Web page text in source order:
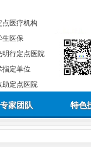
医疗机构
生医保
明行定点医院
指定单位
助定点医院
专家团队 特色